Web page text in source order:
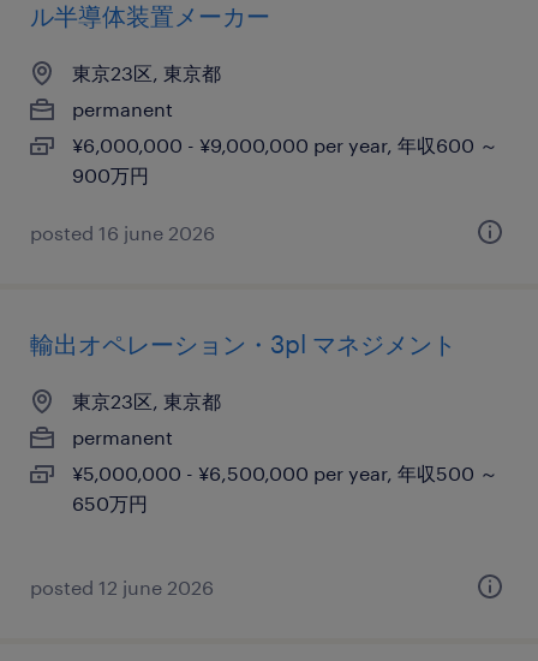
ル半導体装置メーカー
東京23区, 東京都
permanent
¥6,000,000 - ¥9,000,000 per year, 年収600 ～
900万円
posted 16 june 2026
輸出オペレーション・3pl マネジメント
東京23区, 東京都
permanent
¥5,000,000 - ¥6,500,000 per year, 年収500 ～
650万円
posted 12 june 2026